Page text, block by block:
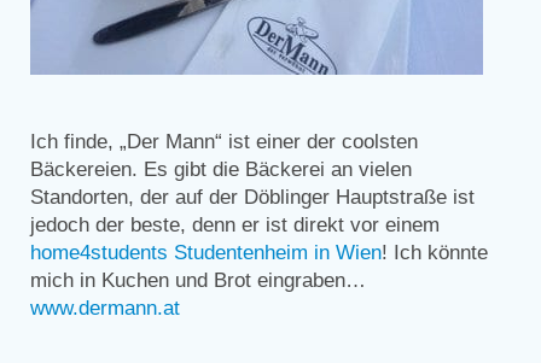
Ich finde, „Der Mann“ ist einer der coolsten
Bäckereien. Es gibt die Bäckerei an vielen
Standorten, der auf der Döblinger Hauptstraße ist
jedoch der beste, denn er ist direkt vor einem
home4students Studentenheim in Wien! Ich könnte
mich in Kuchen und Brot eingraben…
www.dermann.at